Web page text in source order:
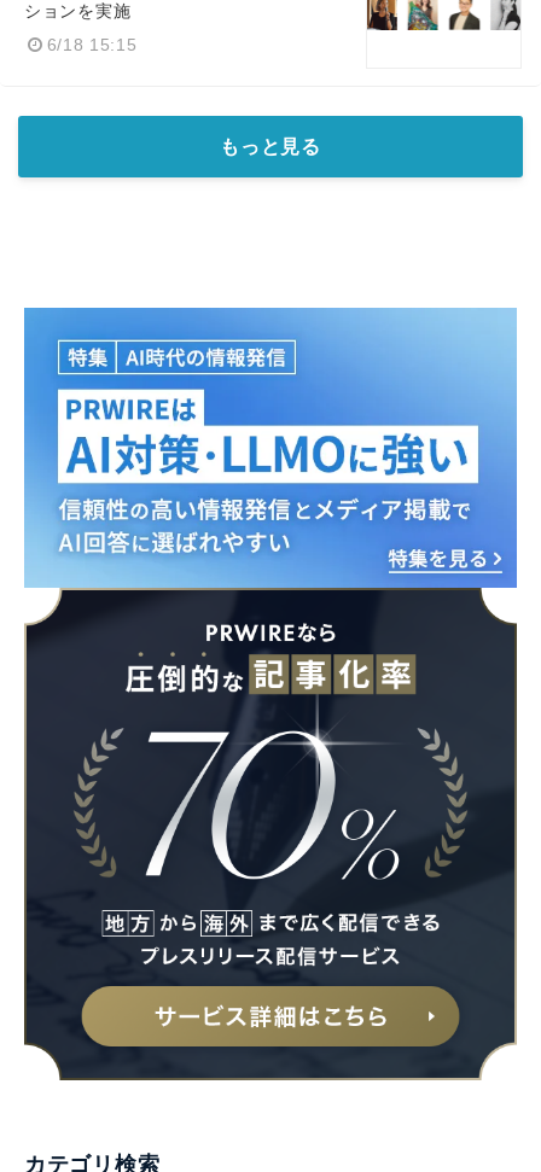
ションを実施
6/18 15:15
もっと見る
カテゴリ検索